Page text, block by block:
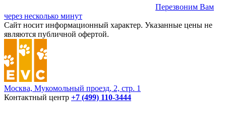
Перезвоним Вам
через несколько минут
Сайт носит информационный характер. Указанные цены не
являются публичной офертой.
Москва, Мукомольный проезд, 2, стр. 1
Контактный центр +7 (499) 110-3444